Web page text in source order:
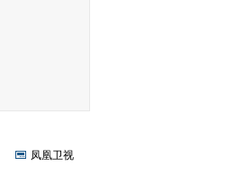
凤凰卫视